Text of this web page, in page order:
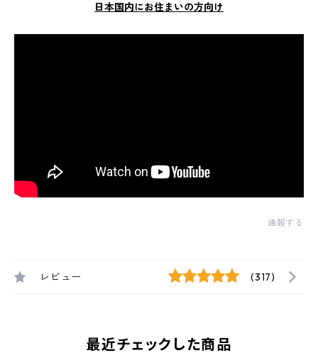
日本国内にお住まいの方向け
通報する
レビュー (317)
最近チェックした商品